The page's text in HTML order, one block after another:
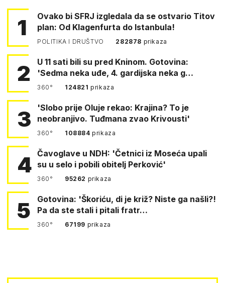
1
Ovako bi SFRJ izgledala da se ostvario Titov
plan: Od Klagenfurta do Istanbula!
POLITIKA I DRUŠTVO 282878 prikaza
2
U 11 sati bili su pred Kninom. Gotovina:
'Sedma neka uđe, 4. gardijska neka g…
360° 124821prikaza
3
'Slobo prije Oluje rekao: Krajina? To je
neobranjivo. Tuđmana zvao Krivousti'
360° 108884prikaza
4 Čavoglave u NDH: 'Četnici iz Moseća upali
su u selo i pobili obitelj Perković'
360° 95262 prikaza
5
Gotovina: 'Škoriću, di je križ? Niste ga našli?!
Pa da ste stali i pitali fratr…
360° 67199 prikaza